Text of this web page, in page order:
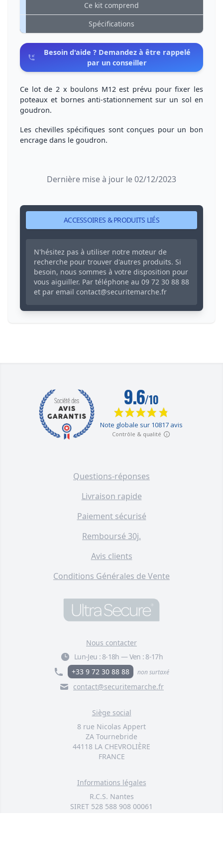
ACCESSOIRES & PRODUITS LIÉS
N'hésitez pas à utiliser notre moteur de
recherche pour trouver d'autres produits. Si
besoin, nous sommes à votre disposition pour
vous aiguiller. Par téléphone au 09 72 30 88 88
et par email contact@securitemarche.fr
Ce kit comprend
Spécifications
Besoin d'aide ? Demandez à être rappelé
par un conseiller
Ce lot de 2 x boulons M12 est prévu pourfixer les
poteaux et bornes anti-stationnementsur un sol en
goudron.
Les chevilles spécifiques sont conçues pour un bon
encrage dans le goudron.
Dernière mise à jour le 02/12/2023
Questions-réponses
Livraison rapide
Paiement sécurisé
Remboursé 30j.
Avis clients
Conditions Générales de Vente
Nous contacter
Lun-Jeu : 8-18h —Ven : 8-17h
+33 9 72 30 88 88
non surtaxé
contact@securitemarche.fr
Siège social
8 rue Nicolas Appert
ZA Tournebride
44118 LA CHEVROLIÈRE
FRANCE
Informations légales
R.C.S. Nantes
SIRET 528 588 908 00061